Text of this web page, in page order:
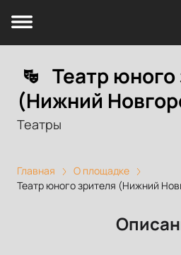
Театр юного
(Нижний
Театры
Главная
О площадке
Театр юного зрителя (Нижний